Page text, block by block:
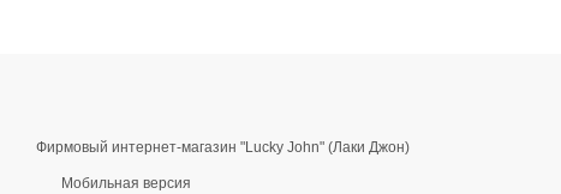
Фирмовый интернет-магазин "Lucky John" (Лаки Джон)
Мобильная версия